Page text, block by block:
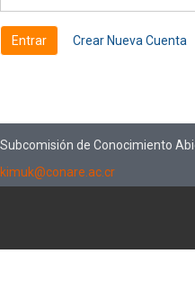
Crear Nueva Cuenta
Subcomisión de Conocimiento
kimuk@conare.ac.cr